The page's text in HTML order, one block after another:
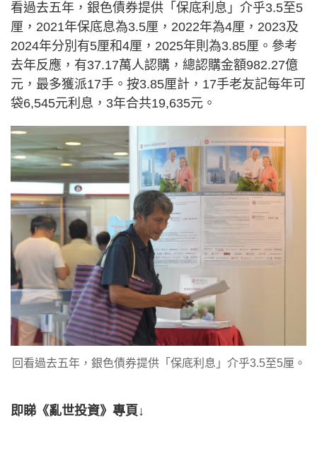
看過去五年，銀色債券提供「保底利息」介乎3.5至5
厘，2021年保底息為3.5厘，2022年為4厘，2023及
2024年分別有5厘和4厘，2025年則為3.85厘。參考
去年反應，有37.17萬人認購，總認購金額982.27億
元，最多獲派17手。按3.85厘計，17手老友記每年可
袋6,545元利息，3年合共19,635元。
回看過去五年，銀色債券提供「保底利息」介乎3.5至5厘。
即睇《亂世投資》專頁↓